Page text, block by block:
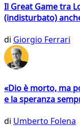
Il Great Game tra
(indisturbato)
di Giorgio Ferrari
«Dio è morto, ma
e la speranza
di Umberto Folena